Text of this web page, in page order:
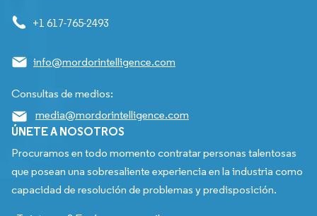
+1 617-765-2493
info@mordorintelligence.com
Consultas de medios:
media@mordorintelligence.com
ÚNETE A NOSOTROS
Procuramos en todo momento contratar personas talentosas
que posean una sobresaliente experiencia en la industria como
capacidad de resolución de problemas y predisposición.